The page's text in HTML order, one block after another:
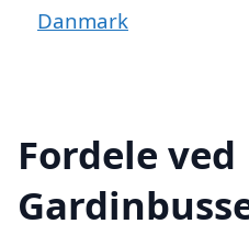
Danmark
Fordele ved